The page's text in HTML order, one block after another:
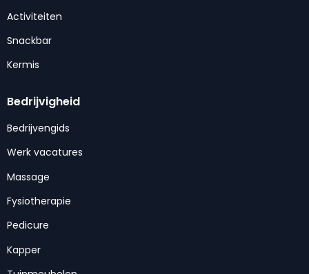
Activiteiten
Snackbar
Kermis
Bedrijvigheid
Bedrijvengids
Werk vacatures
Massage
Fysiotherapie
Pedicure
Kapper